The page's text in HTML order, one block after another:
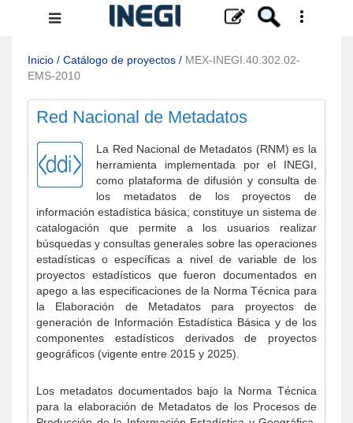
Menú
navegación
Inicio / Catálogo de proyectos / MEX-INEGI.40.302.02-
EMS-2010
Red Nacional de Metadatos
La Red Nacional de Metadatos (RNM) es la
herramienta implementada por el INEGI,
como plataforma de difusión y consulta de
los metadatos de los proyectos de
información estadística básica; constituye un sistema de
catalogación que permite a los usuarios realizar
búsquedas y consultas generales sobre las operaciones
estadísticas o específicas a nivel de variable de los
proyectos estadísticos que fueron documentados en
apego a las especificaciones de la Norma Técnica para
la Elaboración de Metadatos para proyectos de
generación de Información Estadística Básica y de los
componentes estadísticos derivados de proyectos
geográficos (vigente entre 2015 y 2025).
Los metadatos documentados bajo la Norma Técnica
para la elaboración de Metadatos de los Procesos de